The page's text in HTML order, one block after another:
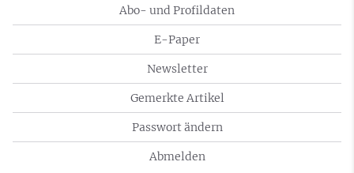
Abo- und Profildaten
E-Paper
Newsletter
Gemerkte Artikel
Passwort ändern
Abmelden